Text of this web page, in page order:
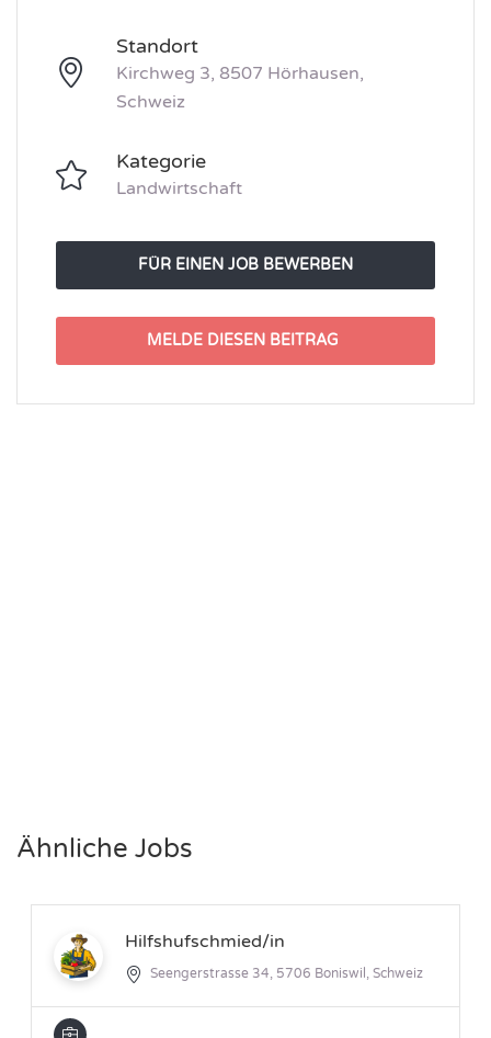
Standort
Kirchweg 3, 8507 Hörhausen,
Schweiz
Kategorie
Landwirtschaft
FÜR EINEN JOB BEWERBEN
MELDE DIESEN BEITRAG
Ähnliche Jobs
Hilfshufschmied/in
Seengerstrasse 34, 5706 Boniswil, Schweiz